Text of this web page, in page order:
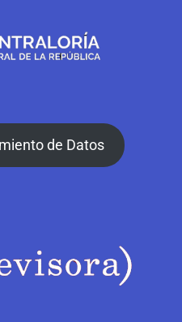
de Datos